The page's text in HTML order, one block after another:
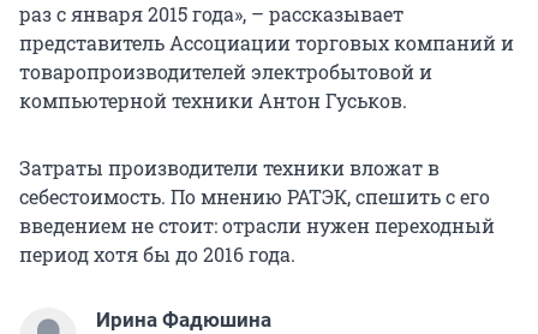
раз с января 2015 года», – рассказывает
представитель Ассоциации торговых компаний и
товаропроизводителей электробытовой и
компьютерной техники Антон Гуськов.
Затраты производители техники вложат в
себестоимость. По мнению РАТЭК, спешить с его
введением не стоит: отрасли нужен переходный
период хотя бы до 2016 года.
Ирина Фадюшина